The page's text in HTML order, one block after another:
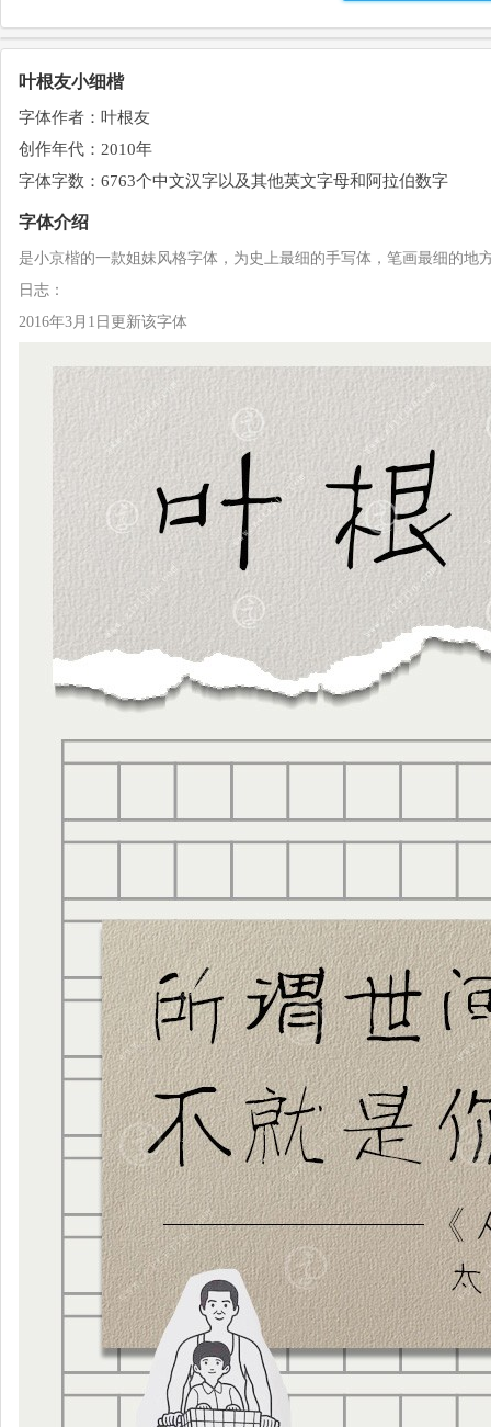
叶根友小细楷
字体作者：叶根友
创作年代：2010年
字体字数：6763个中文汉字以及其他英文字母和阿拉伯数字
字体介绍
是小京楷的一款姐妹风格字体，为史上最细的手写体，笔画最细的地
日志：
2016年3月1日更新该字体